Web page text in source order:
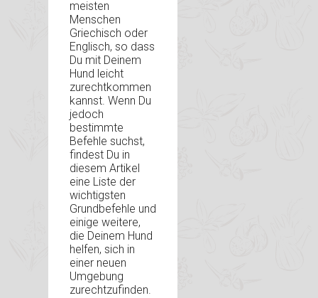
meisten
Menschen
Griechisch oder
Englisch, so dass
Du mit Deinem
Hund leicht
zurechtkommen
kannst. Wenn Du
jedoch
bestimmte
Befehle suchst,
findest Du in
diesem Artikel
eine Liste der
wichtigsten
Grundbefehle und
einige weitere,
die Deinem Hund
helfen, sich in
einer neuen
Umgebung
zurechtzufinden.